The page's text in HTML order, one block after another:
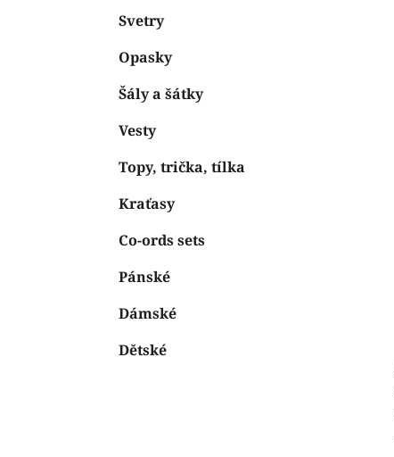
Svetry
Opasky
Šály a šátky
Vesty
Topy, trička, tílka
Kraťasy
Co-ords sets
Pánské
Dámské
Dětské